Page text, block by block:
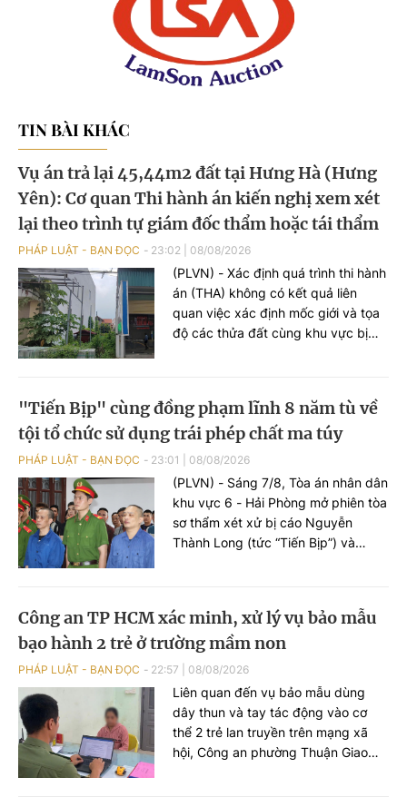
TIN BÀI KHÁC
Vụ án trả lại 45,44m2 đất tại Hưng Hà (Hưng
Yên): Cơ quan Thi hành án kiến nghị xem xét
lại theo trình tự giám đốc thẩm hoặc tái thẩm
PHÁP LUẬT - BẠN ĐỌC 23:02 08/08/2026
(PLVN) - Xác định quá trình thi hành
án (THA) không có kết quả liên
quan việc xác định mốc giới và tọa
độ các thửa đất cùng khu vực bị
giám đốc thẩm hoặc tái thẩm.
"Tiến Bịp" cùng đồng phạm lĩnh 8 năm tù về
tội tổ chức sử dụng trái phép chất ma túy
PHÁP LUẬT - BẠN ĐỌC 23:01 08/08/2026
(PLVN) - Sáng 7/8, Tòa án nhân dân
khu vực 6 - Hải Phòng mở phiên tòa
sơ thẩm xét xử bị cáo Nguyễn
Thành Long (tức “Tiến Bịp”) và
Công an TP HCM xác minh, xử lý vụ bảo mẫu
bạo hành 2 trẻ ở trường mầm non
PHÁP LUẬT - BẠN ĐỌC 22:57 08/08/2026
Liên quan đến vụ bảo mẫu dùng
dây thun và tay tác động vào cơ
thể 2 trẻ lan truyền trên mạng xã
hội, Công an phường Thuận Giao